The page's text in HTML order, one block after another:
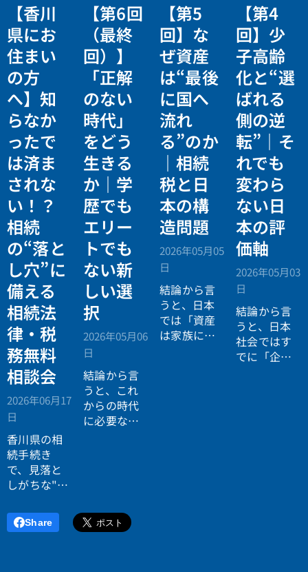
【香川
県にお
住まい
の方
へ】知
らなか
ったで
は済ま
されな
い！？
相続
の“落と
し穴”に
備える
相続法
律・税
務無料
相談会
2026年06月17
日
香川県の相
続手続き
で、見落と
しがちな"落
づいていま
すか？登
【第6回
（最終
回）】
「正解
のない
時代」
をどう
生きる
か｜学
歴でも
エリー
トでも
ない新
しい選
択
2026年05月06
日
結論から言
うと、これ
からの時代
に必要なの
です。
【第5
回】な
ぜ資産
は“最後
に国へ
流れ
る”のか
｜相続
税と日
本の構
造問題
2026年05月05
日
結論から言
うと、日本
では「資産
は家族に引
【第4
回】少
子高齢
化と“選
ばれる
側の逆
転”｜そ
れでも
変わら
ない日
本の評
価軸
2026年05月03
日
結論から言
うと、日本
社会ではす
でに「企業
Share